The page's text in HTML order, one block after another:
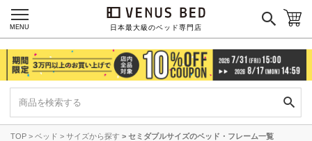
日本最大級のベッド専門店
MENU
TOP ベッド サイズから探す セミダブルサイズのベッド・フレーム一覧